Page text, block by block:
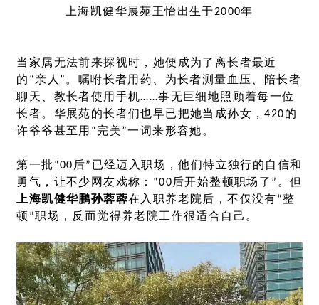
上海凯健华展苑王怡出生于2000年
当家属无法前来探视时，她便成为了离长者最近
的“亲人”。嘱咐长者用药、为长者测量血压、陪长者
聊天、教长者使用手机……事无巨细地照顾着每一位
长者。华展苑的长者们也早已把她当成孙女，420的
许爷爷甚至用“完美”一词来形容她。
第一批“00后”已经迈入职场，他们特立独行的自信和
勇气，让不少网友戏称：“00后开始整顿职场了”。但
上海凯健华鹏孙蓉蓉在入职养老院后，不仅没有“整
顿”职场，反而觉得养老院工作很适合自己。